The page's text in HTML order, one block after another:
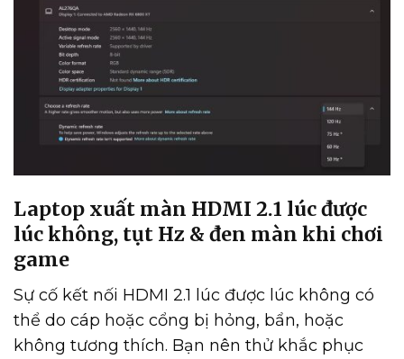
Laptop xuất màn HDMI 2.1 lúc được
lúc không, tụt Hz & đen màn khi chơi
game
Sự cố kết nối HDMI 2.1 lúc được lúc không có
thể do cáp hoặc cổng bị hỏng, bẩn, hoặc
không tương thích. Bạn nên thử khắc phục